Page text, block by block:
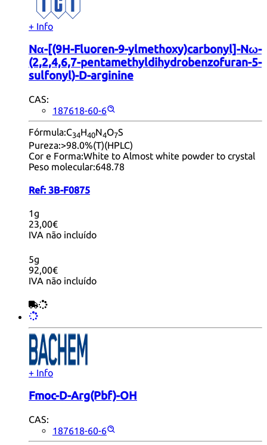
+ Info
Nα-[(9H-Fluoren-9-ylmethoxy)carbonyl]-Nω-
(2,2,4,6,7-pentamethyldihydrobenzofuran-5-
sulfonyl)-D-arginine
CAS:
187618-60-6
Fórmula:C34H40N4O7S
Pureza:>98.0%(T)(HPLC)
Cor e Forma:White to Almost white powder to crystal
Peso molecular:648.78
Ref: 3B-F0875
1g
23,00€
IVA não incluído
5g
92,00€
IVA não incluído
+ Info
Fmoc-D-Arg(Pbf)-OH
CAS:
187618-60-6